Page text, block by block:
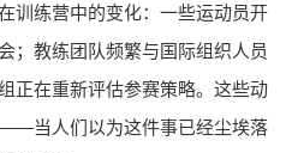
训练营中的变化：一些运动员开
；教练团队频繁与国际组织人员
正在重新评估参赛策略。这些动
当人们以为这件事已经尘埃落